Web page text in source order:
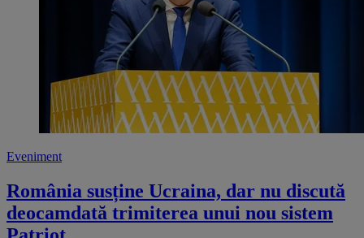
Eveniment
România susține Ucraina, dar nu discută
deocamdată trimiterea unui nou sistem